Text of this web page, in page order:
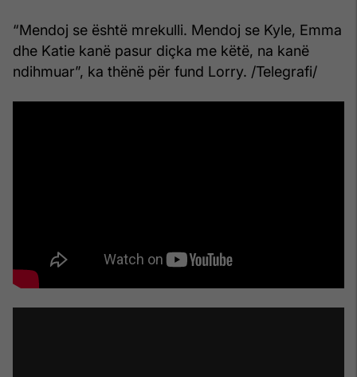
“Mendoj se është mrekulli. Mendoj se Kyle, Emma
dhe Katie kanë pasur diçka me këtë, na kanë
ndihmuar”, ka thënë për fund Lorry. /Telegrafi/